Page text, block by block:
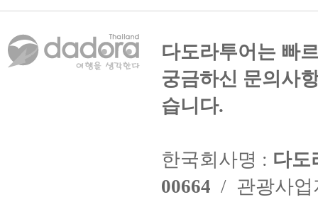
다도라투어는 빠
궁금하신 문의사
습니다.
한국회사명 : 다도
00664 / 관광사